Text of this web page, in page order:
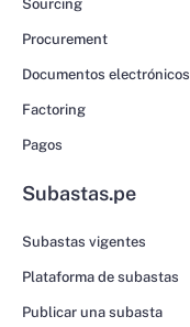
Sourcing
Procurement
Documentos electrónicos
Factoring
Pagos
Subastas.pe
Subastas vigentes
Plataforma de subastas
Publicar una subasta